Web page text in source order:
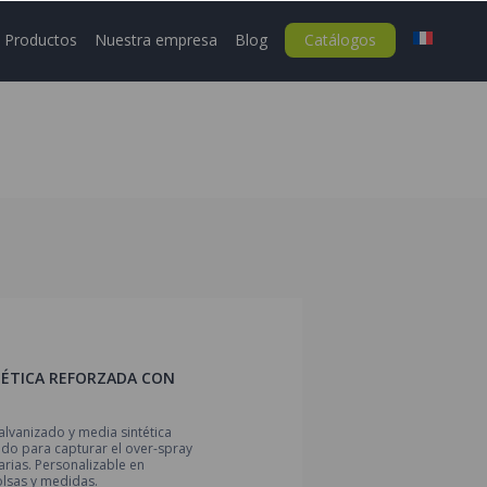
Productos Nuestra empresa Blog Catálogos
REFORZADA CON
y media sintética
para capturar el over-spray
Personalizable en
y medidas.